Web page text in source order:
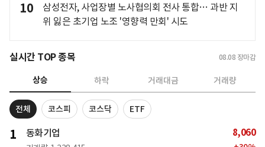
10
삼성전자, 사업장별 노사협의회 전사 통합… 과반 지
위 잃은 초기업 노조 '영향력 만회' 시도
실시간 TOP 종목 08.08 장마감
상승 하락 거래대금 거래량
전체 코스피 코스닥 ETF
1 동화기업 8,060